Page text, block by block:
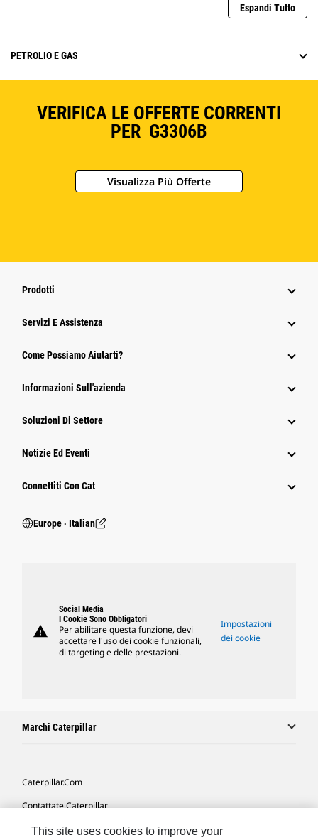
Espandi Tutto
PETROLIO E GAS
VERIFICA LE OFFERTE CORRENTI
PER G3306B
Visualizza Più Offerte
Prodotti
Servizi E Assistenza
Come Possiamo Aiutarti?
Informazioni Sull'azienda
Soluzioni Di Settore
Notizie Ed Eventi
Connettiti Con Cat
Europe ‧ Italian
warning
Social Media
I Cookie Sono Obbligatori
Per abilitare questa funzione, devi
accettare l'uso dei cookie funzionali,
di targeting e delle prestazioni.
Impostazioni
dei cookie
Marchi Caterpillar
Caterpillar.com
Contattate Caterpillar
Le Mie Preferenze Di Marketing
This site uses cookies to improve your